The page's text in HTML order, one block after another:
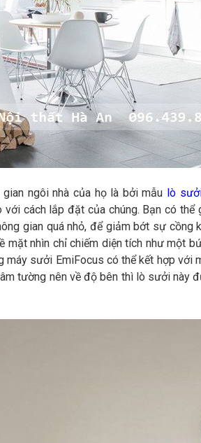
ngôi nhà của họ là bởi mẫu lò
cách lắp đặt của chúng. Bạn có thể
gian quá nhỏ, để giảm bớt sự cồng
mặt nhìn chỉ chiếm diện tích như một
máy sưởi EmiFocus có thể kết hợp với
tường nên về độ bên thì lò sưởi này